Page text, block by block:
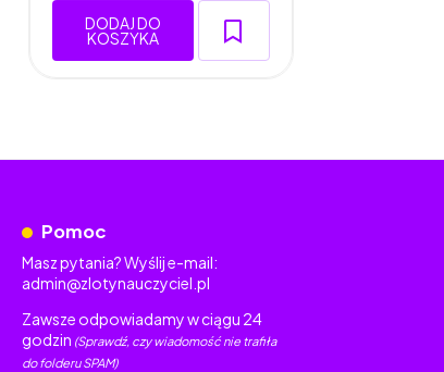
DODAJ DO
KOSZYKA
Pomoc
Masz pytania? Wyślij e-mail:
admin@zlotynauczyciel.pl
Zawsze odpowiadamy w ciągu 24
godzin (Sprawdź, czy wiadomość nie trafiła
do folderu SPAM)